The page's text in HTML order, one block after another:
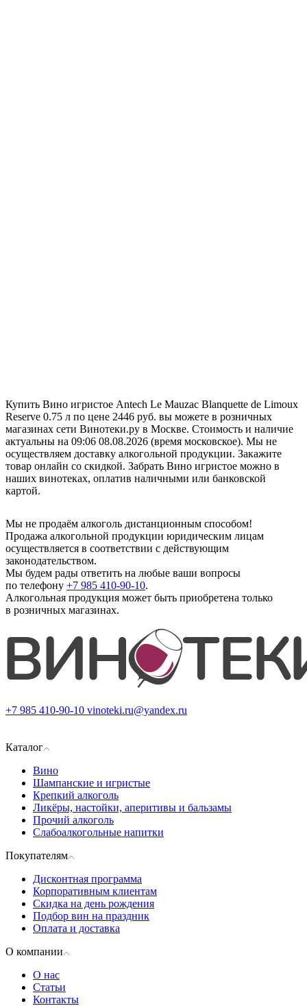
Купить Вино игристое Antech Le Mauzac Blanquette de Limoux
Reserve 0.75 л по цене 2446 руб. вы можете в розничных
магазинах сети Винотеки.ру в Москве. Стоимость и наличие
актуальны на 09:06 08.08.2026 (время московское). Мы не
осуществляем доставку алкогольной продукции. Закажите
товар онлайн со скидкой. Забрать Вино игристое можно в
наших винотеках, оплатив наличными или банковской
картой.
Мы не продаём алкоголь дистанционным способом!
Продажа алкогольной продукции юридическим лицам
осуществляется в соответствии с действующим
законодательством.
Мы будем рады ответить на любые ваши вопросы
по телефону +7 985 410-90-10.
Алкогольная продукция может быть приобретена только
в розничных магазинах.
+7 985 410-90-10 vinoteki.ru@yandex.ru
Каталог
Вино
Шампанские и игристые
Крепкий алкоголь
Ликёры, настойки, аперитивы и бальзамы
Прочий алкоголь
Слабоалкогольные напитки
Покупателям
Дисконтная программа
Корпоративным клиентам
Скидка на день рождения
Подбор вин на праздник
Оплата и доставка
О компании
О нас
Статьи
Контакты